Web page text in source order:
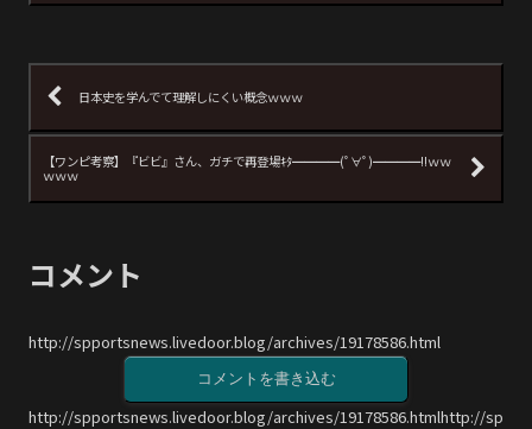
日本史を学んでて理解しにくい概念ｗｗｗ
【ワンピ考察】『ビビ』さん、ガチで再登場ｷﾀ━━━━(ﾟ∀ﾟ)━━━━!!ｗｗ
ｗｗｗ
コメント
http://spportsnews.livedoor.blog/archives/19178586.html
コメントを書き込む
http://spportsnews.livedoor.blog/archives/19178586.htmlhttp://sp